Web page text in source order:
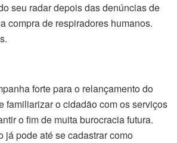
seu radar depois das denúncias de
compra de respiradores humanos.
forte para o relançamento do
familiarizar o cidadão com os serviços
o fim de muita burocracia futura.
já pode até se cadastrar como